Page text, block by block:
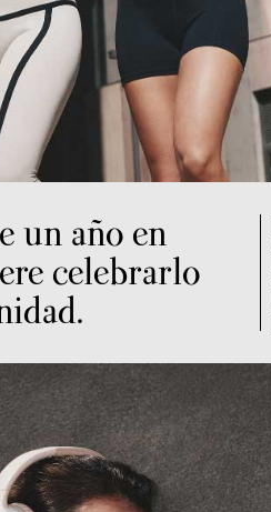
un año en
celebrarlo